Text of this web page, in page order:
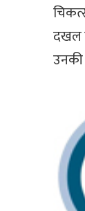
दखल
उनकी